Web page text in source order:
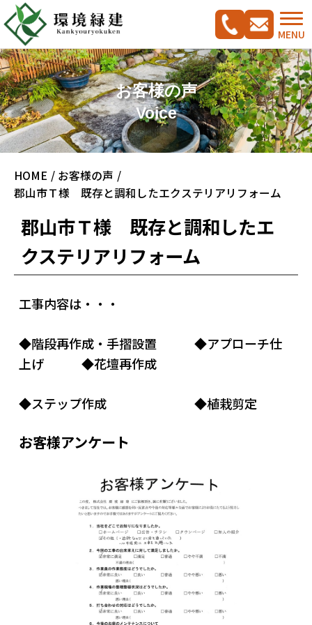
MENU
コンセプト
ご相談の流れ
ガーデンリフォームをご検討の方へ
料金案内
施工実績集
CADプラン集
駐車スペース改修特集
社員ブログ
採用情報
お客様の声
Voice
HOME
お客様の声
郡山市Ｔ様 既存と調和したエクステリアリフォーム
郡山市Ｔ様 既存と調和したエ
クステリアリフォーム
工事内容は・・・
◆階段再作成・手摺設置 ◆アプローチ仕
上げ ◆花壇再作成
◆ステップ作成 ◆植栽剪定
お客様アンケート